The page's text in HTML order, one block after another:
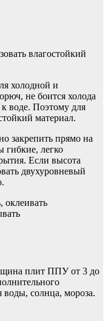
влагостойкий
холодной и
не боится холода
воде. Поэтому для
материал.
закрепить прямо на
гибкие, легко
Если высота
двухуровневый
оклеивать
плит ППУ от 3 до
воды, солнца, мороза.